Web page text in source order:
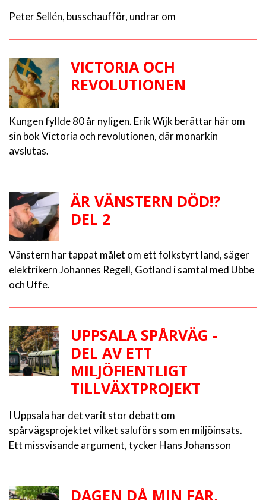
Peter Sellén, busschaufför, undrar om
VICTORIA OCH
REVOLUTIONEN
Kungen fyllde 80 år nyligen. Erik Wijk berättar här om
sin bok Victoria och revolutionen, där monarkin
avslutas.
ÄR VÄNSTERN DÖD!?
DEL 2
Vänstern har tappat målet om ett folkstyrt land, säger
elektrikern Johannes Regell, Gotland i samtal med Ubbe
och Uffe.
UPPSALA SPÅRVÄG -
DEL AV ETT
MILJÖFIENTLIGT
TILLVÄXTPROJEKT
I Uppsala har det varit stor debatt om
spårvägsprojektet vilket saluförs som en miljöinsats.
Ett missvisande argument, tycker Hans Johansson
DAGEN DÅ MIN FAR,